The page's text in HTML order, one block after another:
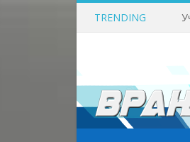
TRENDING